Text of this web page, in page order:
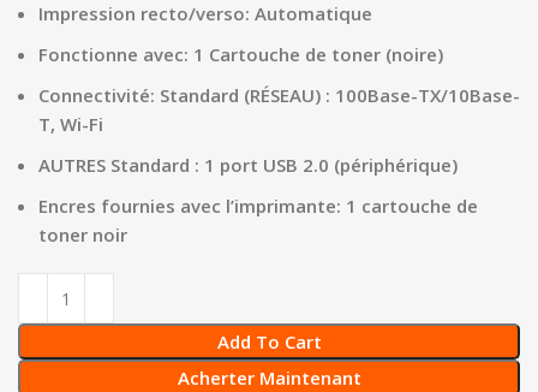
Impression recto/verso: Automatique
Fonctionne avec: 1 Cartouche de toner (noire)
Connectivité: Standard (RÉSEAU) : 100Base-TX/10Base-
T, Wi-Fi
AUTRES Standard : 1 port USB 2.0 (périphérique)
Encres fournies avec l’imprimante: 1 cartouche de
toner noir
Add To Cart
Acherter Maintenant